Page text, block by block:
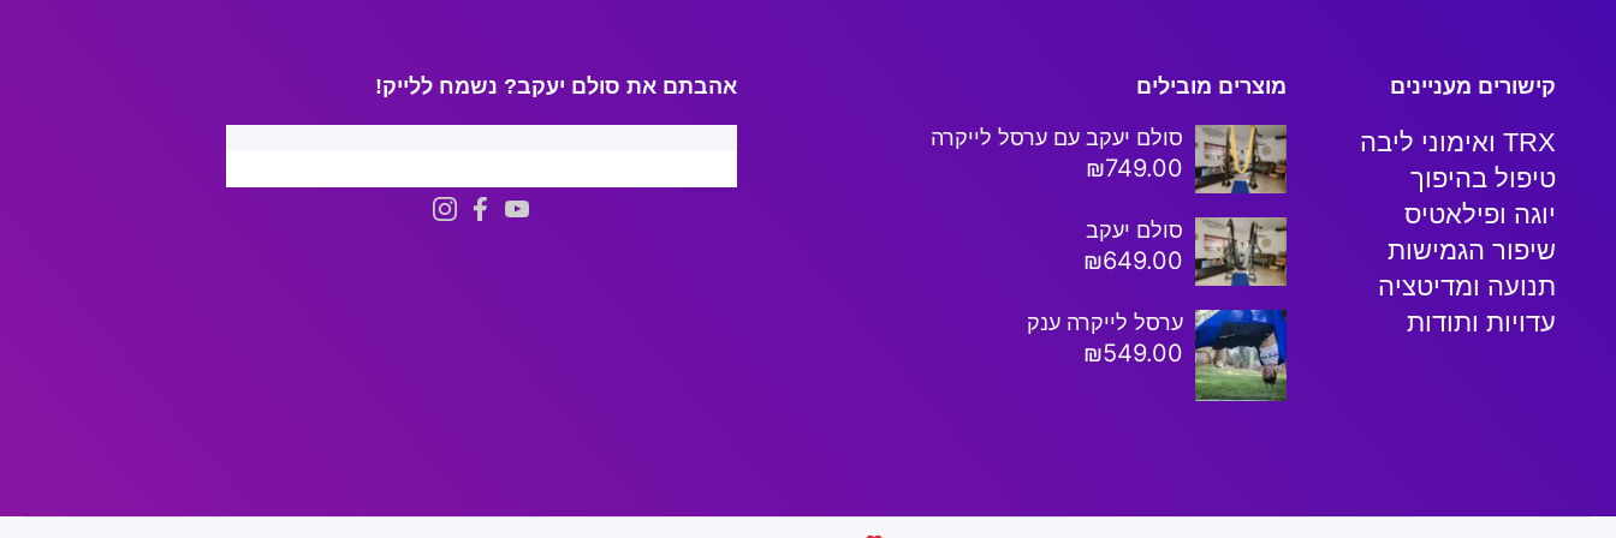
קישורים מעניינים
TRX ואימוני ליבה
טיפול בהיפוך
יוגה ופילאטיס
שיפור הגמישות
תנועה ומדיטציה
עדויות ותודות
מוצרים מובילים
סולם יעקב עם ערסל לייקרה
₪749.00
סולם יעקב
₪649.00
ערסל לייקרה ענק
₪549.00
אהבתם את סולם יעקב? נשמח ללייק!